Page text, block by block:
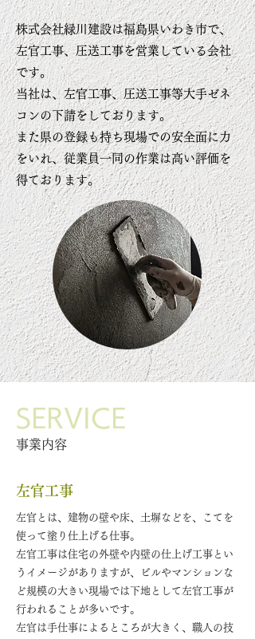
株式会社緑川建設は福島県いわき市で、
左官工事、圧送工事を営業している会社
です。
当社は、左官工事、圧送工事等大手ゼネ
コンの下請をしております。
また県の登録も持ち現場での安全面に力
をいれ、従業員一同の作業は高い評価を
得ております。
SERVICE
​事業内容
左官工事
左官とは、建物の壁や床、土塀などを、こてを
使って塗り仕上げる仕事。
左官工事は住宅の外壁や内壁の仕上げ工事とい
うイメージがありますが、ビルやマンションな
ど規模の大きい現場では下地として左官工事が
行われることが多いです。
左官は手仕事によるところが大きく、職人の技